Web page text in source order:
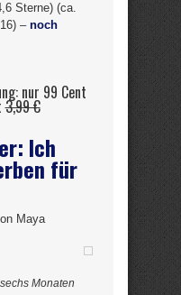
Sterne) (ca.
– noch
nur 99 Cent
3,99 €
Ich
für
Maya
Monaten